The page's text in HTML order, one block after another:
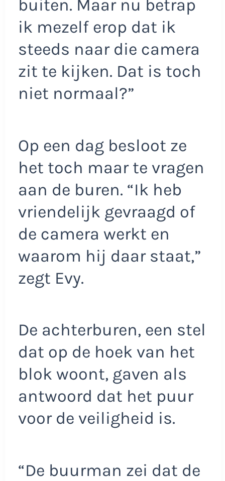
buiten. Maar nu betrap
ik mezelf erop dat ik
steeds naar die camera
zit te kijken. Dat is toch
niet normaal?”
Op een dag besloot ze
het toch maar te vragen
aan de buren. “Ik heb
vriendelijk gevraagd of
de camera werkt en
waarom hij daar staat,”
zegt Evy.
De achterburen, een stel
dat op de hoek van het
blok woont, gaven als
antwoord dat het puur
voor de veiligheid is.
“De buurman zei dat de